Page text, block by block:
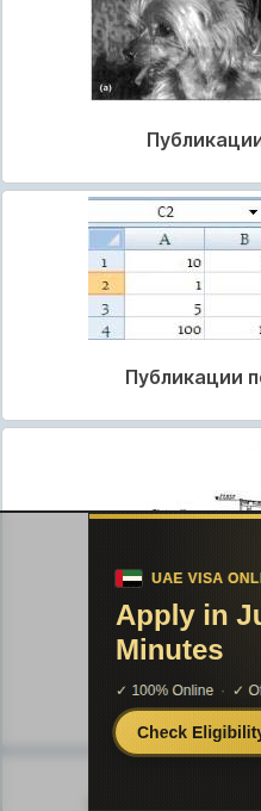
Публикации
Публикации